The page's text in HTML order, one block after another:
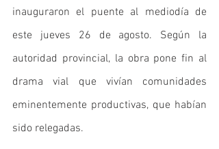
inauguraron el puente al mediodía de
este jueves 26 de agosto. Según la
autoridad provincial, la obra pone fin al
drama vial que vivían comunidades
eminentemente productivas, que habían
sido relegadas.